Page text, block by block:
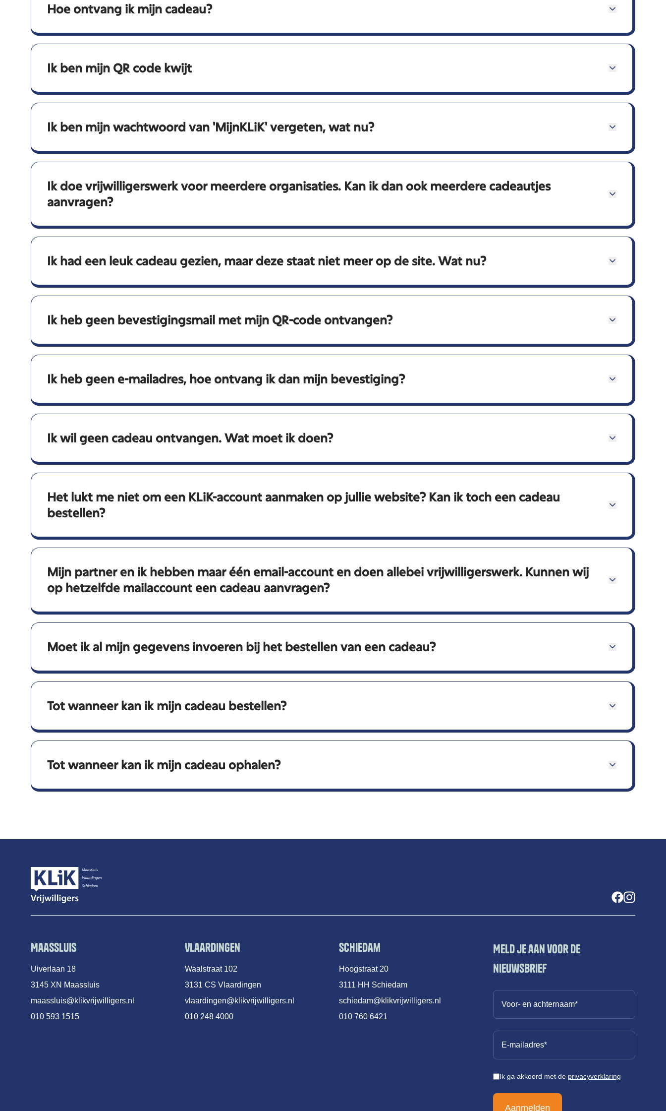
Hoe ontvang ik mijn cadeau?
Ik ben mijn QR code kwijt
Ik ben mijn wachtwoord van 'MijnKLiK' vergeten, wat nu?
Ik doe vrijwilligerswerk voor meerdere organisaties. Kan ik dan ook meerdere cadeautjes
aanvragen?
Ik had een leuk cadeau gezien, maar deze staat niet meer op de site. Wat nu?
Ik heb geen bevestigingsmail met mijn QR-code ontvangen?
Ik heb geen e-mailadres, hoe ontvang ik dan mijn bevestiging?
Ik wil geen cadeau ontvangen. Wat moet ik doen?
Het lukt me niet om een KLiK-account aanmaken op jullie website? Kan ik toch een cadeau
bestellen?
Mijn partner en ik hebben maar één email-account en doen allebei vrijwilligerswerk. Kunnen wij
op hetzelfde mailaccount een cadeau aanvragen?
Moet ik al mijn gegevens invoeren bij het bestellen van een cadeau?
Tot wanneer kan ik mijn cadeau bestellen?
Tot wanneer kan ik mijn cadeau ophalen?
Maassluis
Uiverlaan 18
3145 XN Maassluis
maassluis@klikvrijwilligers.nl
010 593 1515
Vlaardingen
Waalstraat 102
3131 CS Vlaardingen
vlaardingen@klikvrijwilligers.nl
010 248 4000
Schiedam
Hoogstraat 20
3111 HH Schiedam
schiedam@klikvrijwilligers.nl
010 760 6421
Meld je aan voor de
nieuwsbrief
Ik ga akkoord met de privacyverklaring
Aanmelden